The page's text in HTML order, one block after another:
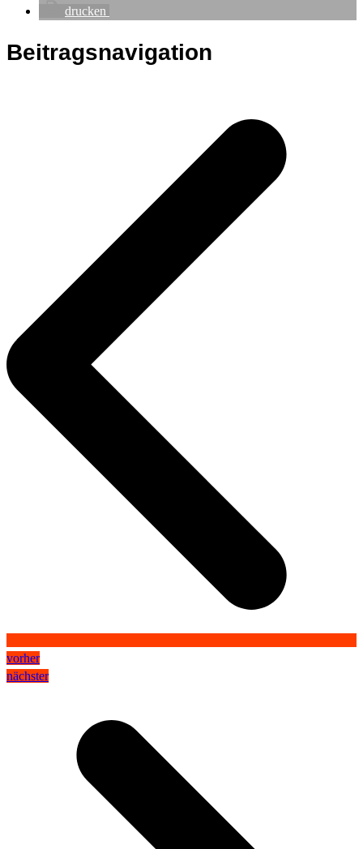
drucken
Beitragsnavigation
vorher
nächster